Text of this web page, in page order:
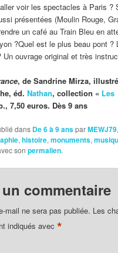
voir les spectacles à Paris ?
présentées (Moulin Rouge,
un café au Train Bleu en
?Quel est le plus beau pont ?
Un ouvrage original et très
, de Sandrine Mirza,
éd.Nathan, collection « Les
7,50 euros. Dès 9 ans
dans De 6 à 9 ansparMEWJ79
,histoire,monuments,
sonpermalien.
commentaire
mail ne sera pas publiée. Les
indiqués avec*